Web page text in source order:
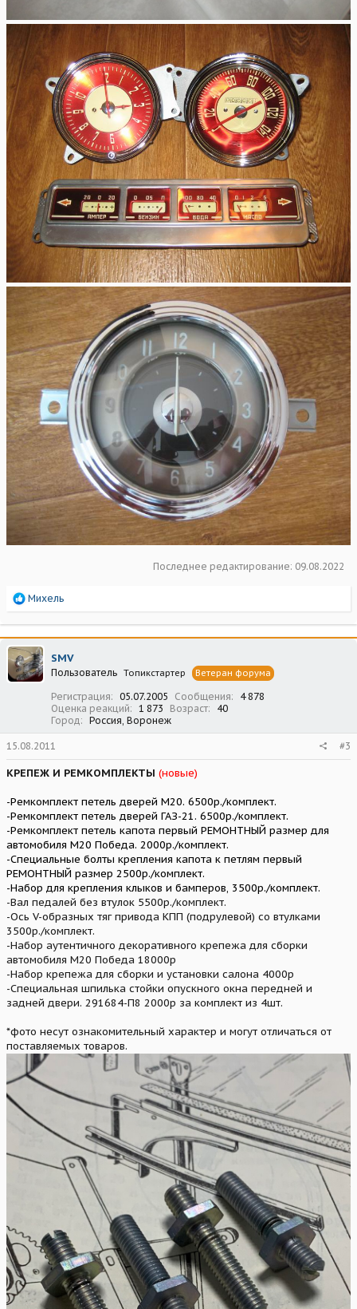
Последнее редактирование: 09.08.2022
Р
а
к
ц
и
и
Михель
SMV
Пользователь Топикстартер Ветеран форума
Регистрация 05.07.2005 Сообщения
4 878
Оценка реакций
1 873 Возраст
40
Город
Россия, Воронеж
15.08.2011 #3
КРЕПЕЖ И РЕМКОМПЛЕКТЫ (новые)
-Ремкомплект петель дверей М20. 6500р./комплект.
-Ремкомплект петель дверей ГАЗ-21. 6500р./комплект.
-Ремкомплект петель капота первый РЕМОНТНЫЙ размер для
автомобиля М20 Победа. 2000р./комплект.
-Специальные болты крепления капота к петлям первый
РЕМОНТНЫЙ размер 2500р./комплект.
-Набор для крепления клыков и бамперов, 3500р./комплект.
-Вал педалей без втулок 5500р./комплект.
-Ось V-образных тяг привода КПП (подрулевой) со втулками
3500р./комплект.
-Набор аутентичного декоративного крепежа для сборки
автомобиля М20 Победа 18000р
-Набор крепежа для сборки и установки салона 4000р
-Специальная шпилька стойки опускного окна передней и
задней двери. 291684-П8 2000р за комплект из 4шт.
*фото несут ознакомительный характер и могут отличаться от
поставляемых товаров.